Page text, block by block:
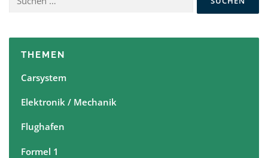
nach:
THEMEN
Carsystem
Elektronik / Mechanik
Flughafen
Formel 1